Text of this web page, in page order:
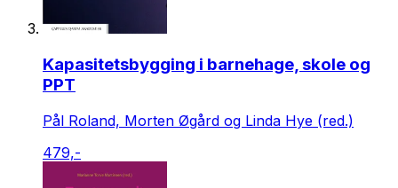
Kapasitetsbygging i barnehage, skole og
PPT
Pål Roland, Morten Øgård og Linda Hye (red.)
479,-